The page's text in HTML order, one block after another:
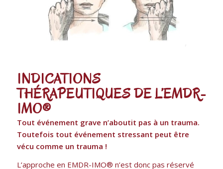
INDICATIONS
THÉRAPEUTIQUES DE L’EMDR-
IMO®
Tout événement grave n’aboutit pas à un trauma.
Toutefois tout événement stressant peut être
vécu comme un trauma !
L’approche en EMDR-IMO® n’est donc pas réservé